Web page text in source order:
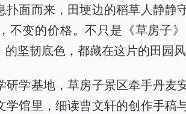
扑面而来，田埂边的稻草人静静
不变的价格。不只是《草房子
的坚韧底色，都藏在这片的田园风
研学基地，草房子景区牵手丹麦
学馆里，细读曹文轩的创作手稿